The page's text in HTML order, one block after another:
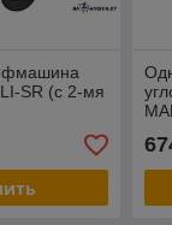
SR (с 2-мя